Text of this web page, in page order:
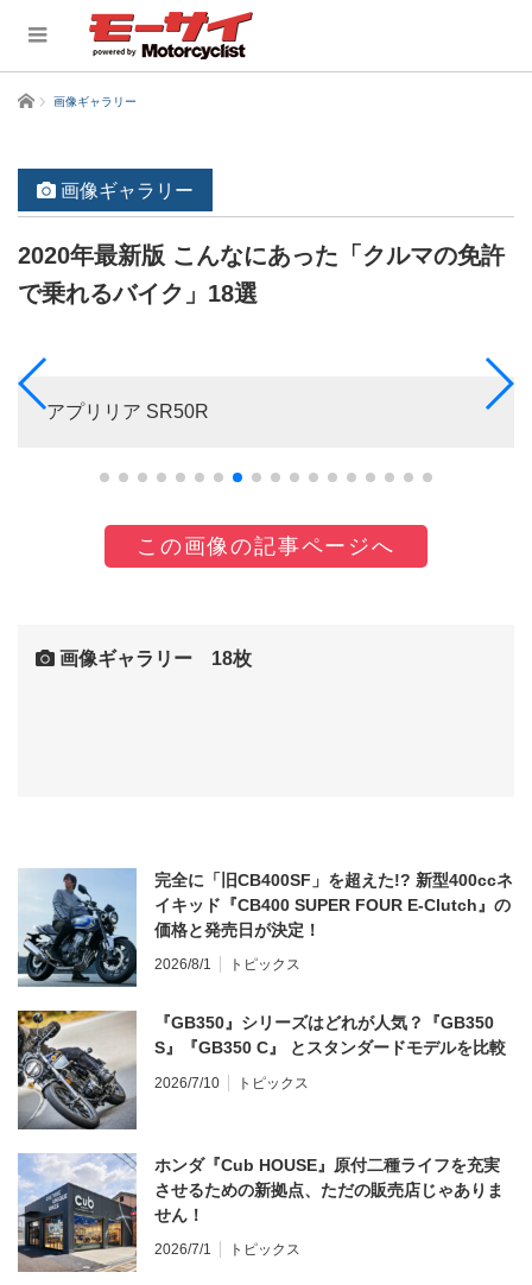
ホーム 画像ギャラリー
画像ギャラリー
2020年最新版 こんなにあった「クルマの免許
で乗れるバイク」18選
アプリリア SR50R
この画像の記事ページへ
画像ギャラリー 18枚
完全に「旧CB400SF」を超えた!? 新型400ccネ
イキッド『CB400 SUPER FOUR E-Clutch』の
価格と発売日が決定！
2026/8/1 トピックス
『GB350』シリーズはどれが人気？『GB350
S』『GB350 C』 とスタンダードモデルを比較
2026/7/10 トピックス
ホンダ『Cub HOUSE』原付二種ライフを充実
させるための新拠点、ただの販売店じゃありま
せん！
2026/7/1 トピックス